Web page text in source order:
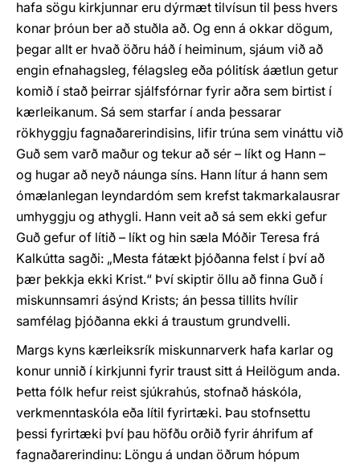
hafa sögu kirkjunnar eru dýrmæt tilvísun til þess hvers
konar þróun ber að stuðla að. Og enn á okkar dögum,
þegar allt er hvað öðru háð í heiminum, sjáum við að
engin efnahagsleg, félagsleg eða pólitísk áætlun getur
komið í stað þeirrar sjálfsfórnar fyrir aðra sem birtist í
kærleikanum. Sá sem starfar í anda þessarar
rökhyggju fagnaðarerindisins, lifir trúna sem vináttu við
Guð sem varð maður og tekur að sér – líkt og Hann –
og hugar að neyð náunga síns. Hann lítur á hann sem
ómælanlegan leyndardóm sem krefst takmarkalausrar
umhyggju og athygli. Hann veit að sá sem ekki gefur
Guð gefur of lítið – líkt og hin sæla Móðir Teresa frá
Kalkútta sagði: „Mesta fátækt þjóðanna felst í því að
þær þekkja ekki Krist.“ Því skiptir öllu að finna Guð í
miskunnsamri ásýnd Krists; án þessa tillits hvílir
samfélag þjóðanna ekki á traustum grundvelli.
Margs kyns kærleiksrík miskunnarverk hafa karlar og
konur unnið í kirkjunni fyrir traust sitt á Heilögum anda.
Þetta fólk hefur reist sjúkrahús, stofnað háskóla,
verkmenntaskóla eða lítil fyrirtæki. Þau stofnsettu
þessi fyrirtæki því þau höfðu orðið fyrir áhrifum af
fagnaðarerindinu: Löngu á undan öðrum hópum